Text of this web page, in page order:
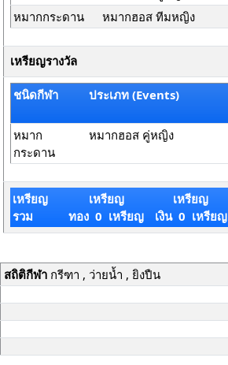
หมากกระดาน
หมากฮอส ทีมหญิง
เหรียญรางวัล
ชนิดกีฬา ประเภท (Events)
หมาก
กระดาน
หมากฮอส คู่หญิง
เหรียญ
รวม
เหรียญ
ทอง 0 เหรียญ
เหรียญ
เงิน 0 เหรียญ
สถิติกีฬากรีฑา , ว่ายน้ำ , ยิงปืน